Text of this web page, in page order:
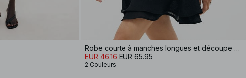
Robe courte à manches longues et découpe goutte d'eau
EUR 46.16 EUR 65.95
2 Couleurs